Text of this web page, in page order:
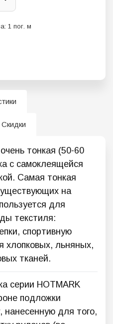
1 пог. м
Скидки
тонкая (50-60
с самоклеящейся
Самая тонкая
на
для
текстиля:
спортивную
льняных,
тканей.
серии HOTMARK
подложки
нанесенную для того,